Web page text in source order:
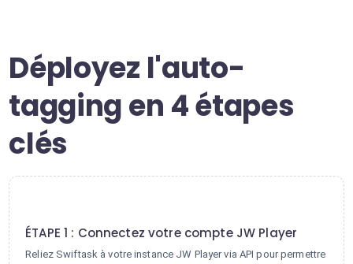
Déployez l'auto-
tagging en 4 étapes
clés
ÉTAPE 1 : Connectez votre compte JW Player
Reliez Swiftask à votre instance JW Player via API pour permettre